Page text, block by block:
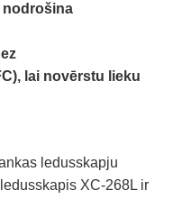
nodrošina
lai novērstu lieku
ledusskapju
XC-268L ir